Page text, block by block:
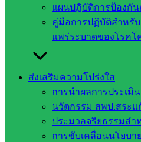
แผนปฏิบัติการป้องกัน
คู่มือการปฏิบัติสำหรั
แพร่ระบาดของโรคโ
ส่งเสริมความโปร่งใส
การนำผลการประเมิ
นวัตกรรม สพป.สระแ
ประมวลจริยธรรมสำ
การขับเคลื่อนนโยบา
กลาง
สำนักงาน
ส.ก.ส.ค
หน่วยงาน
ในจังหวัด
สระแก้ว